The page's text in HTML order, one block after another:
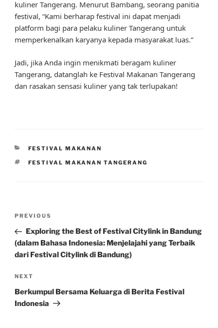
kuliner Tangerang. Menurut Bambang, seorang panitia
festival, “Kami berharap festival ini dapat menjadi
platform bagi para pelaku kuliner Tangerang untuk
memperkenalkan karyanya kepada masyarakat luas.”
Jadi, jika Anda ingin menikmati beragam kuliner
Tangerang, datanglah ke Festival Makanan Tangerang
dan rasakan sensasi kuliner yang tak terlupakan!
CATEGORIES
FESTIVAL MAKANAN
TAGS
FESTIVAL MAKANAN TANGERANG
Previous
Post
PREVIOUS
Exploring the Best of Festival Citylink in Bandung
(dalam Bahasa Indonesia: Menjelajahi yang Terbaik
dari Festival Citylink di Bandung)
Next
Post
NEXT
Berkumpul Bersama Keluarga di Berita Festival
Indonesia